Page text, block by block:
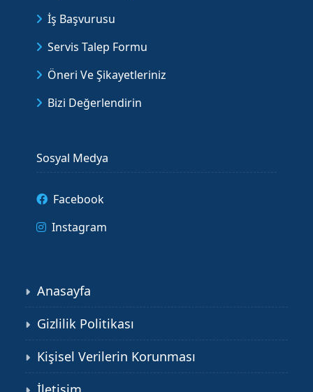
İş Başvurusu
Servis Talep Formu
Öneri Ve Şikayetleriniz
Bizi Değerlendirin
Sosyal Medya
Facebook
Instagram
Anasayfa
Gizlilik Politikası
Kişisel Verilerin Korunması